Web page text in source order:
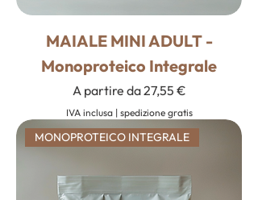
MAIALE MINI ADULT -
Monoproteico Integrale
A partire da27,55 €
Prezzo scontato
IVA inclusa| spedizione gratis
MONOPROTEICO INTEGRALE